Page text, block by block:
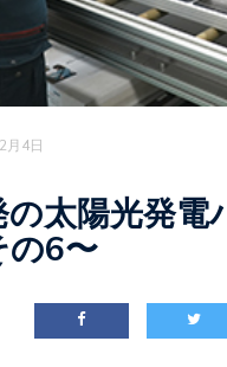
月4日
の太陽光発
の6〜